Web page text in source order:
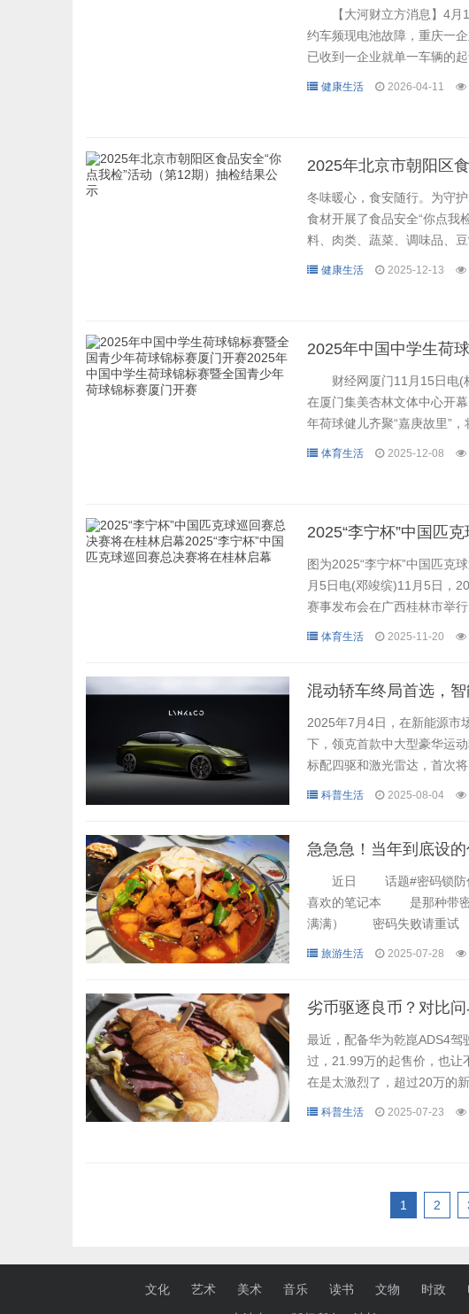
【大河财立方消息】4月11
约车频现电池故障，重庆一
已收到一企业就单一车辆的
损失的，将坚决进行维权
健康生活 2026-04-11
2025年北京市朝阳区
冬味暖心，食安随行。为守
食材开展了食品安全“你点我
料、肉类、蔬菜、调味品、
健康生活 2025-12-13
财经网厦门11月15日电(林
在厦门集美杏林文体中心
年荷球健儿齐聚“嘉庚故里”
副区长郑彦宣布比赛正式
体育生活 2025-12-08
图为2025“李宁杯”中国匹
月5日电(邓竣缤)11月5日，
赛事发布会在广西桂林市举
和桂林国际会展中心举行
体育生活 2025-11-20
混动轿车终局首选，
2025年7月4日，在新能源市
下，领克首款中大型豪华运
标配四驱和激光雷达，首次
念，不仅树立混动旗舰新标
科普生活 2025-08-04
急急急！当年到底设
近日 话题#密码锁防住
喜欢的笔记本 是那种带
满满） 密码失败请重试
旅游生活 2025-07-28
劣币驱逐良币？对比
最近，配备华为乾崑ADS4驾
过，21.99万的起售价，也让
在是太激烈了，超过20万的
1.99万起的岚图FREE+已经
科普生活 2025-07-23
1 2
文化 艺术 美术 音乐 读书 文物 时政